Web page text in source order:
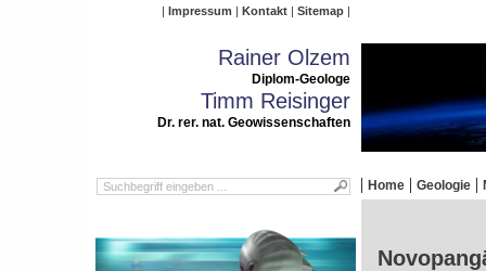
Impressum Kontakt Sitemap
Rainer Olzem
Diplom-Geologe
Timm Reisinger
Dr. rer. nat. Geowissenschaften
Home Geologie